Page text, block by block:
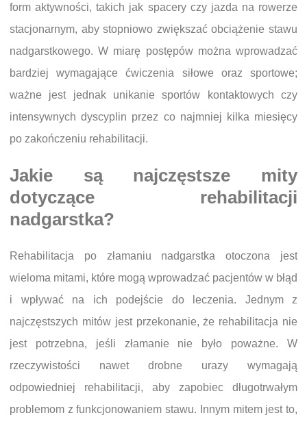
form aktywności, takich jak spacery czy jazda na rowerze
stacjonarnym, aby stopniowo zwiększać obciążenie stawu
nadgarstkowego. W miarę postępów można wprowadzać
bardziej wymagające ćwiczenia siłowe oraz sportowe;
ważne jest jednak unikanie sportów kontaktowych czy
intensywnych dyscyplin przez co najmniej kilka miesięcy
po zakończeniu rehabilitacji.
Jakie są najczęstsze mity
dotyczące rehabilitacji
nadgarstka?
Rehabilitacja po złamaniu nadgarstka otoczona jest
wieloma mitami, które mogą wprowadzać pacjentów w błąd
i wpływać na ich podejście do leczenia. Jednym z
najczęstszych mitów jest przekonanie, że rehabilitacja nie
jest potrzebna, jeśli złamanie nie było poważne. W
rzeczywistości nawet drobne urazy wymagają
odpowiedniej rehabilitacji, aby zapobiec długotrwałym
problemom z funkcjonowaniem stawu. Innym mitem jest to,